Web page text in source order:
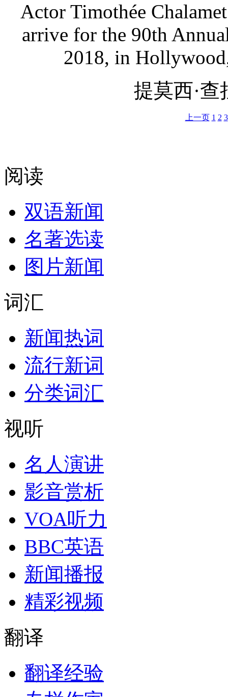
Actor Timothée
arrive for the 90th
2018, in
提莫西·查
上一页 1 2 3
阅读
双语新闻
名著选读
图片新闻
词汇
新闻热词
流行新词
分类词汇
视听
名人演讲
影音赏析
VOA听力
BBC英语
新闻播报
精彩视频
翻译
翻译经验